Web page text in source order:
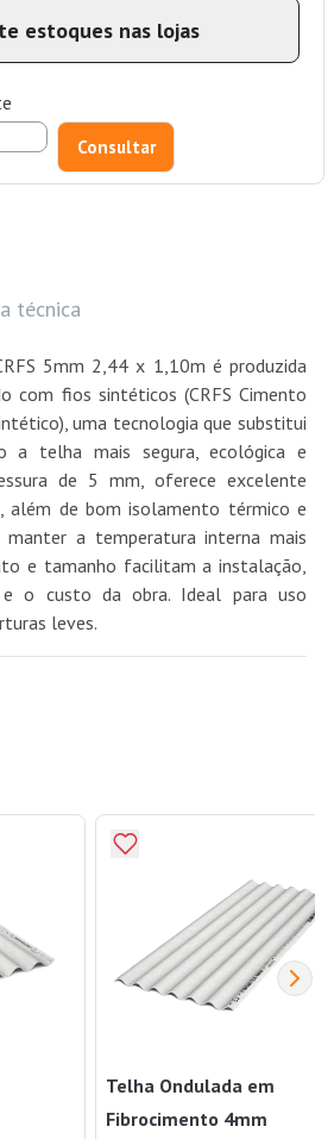
estoques nas lojas
técnica
5mm 2,44 x 1,10m é produzida
com fios sintéticos (CRFS Cimento
uma tecnologia que substitui
a telha mais segura, ecológica e
de 5 mm, oferece excelente
além de bom isolamento térmico e
manter a temperatura interna mais
e tamanho facilitam a instalação,
o custo da obra. Ideal para uso
leves.
Telha Ondulada em
Fibrocimento 4mm